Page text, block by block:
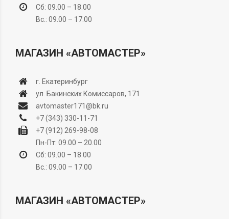
Сб: 09.00 – 18.00
Вс.: 09.00 – 17.00
МАГАЗИН «АВТОМАСТЕР»
г. Екатеринбург
ул. Бакинских Комиссаров, 171
avtomaster171@bk.ru
+7 (343) 330-11-71
+7 (912) 269-98-08
Пн-Пт: 09.00 – 20.00
Сб: 09.00 – 18.00
Вс.: 09.00 – 17.00
МАГАЗИН «АВТОМАСТЕР»